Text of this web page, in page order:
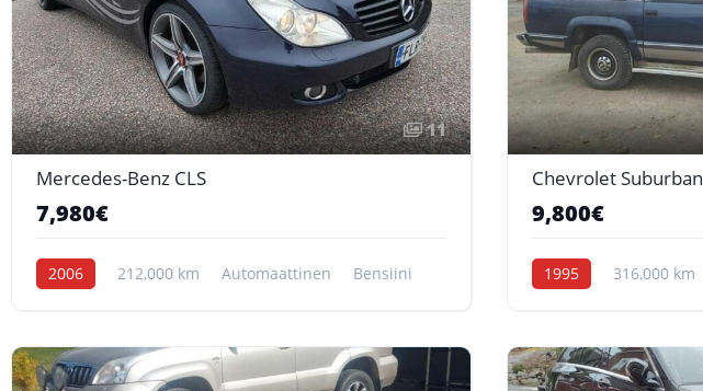
11
Mercedes-Benz CLS
7,980€
2006 212,000 km Automaattinen Bensiini
Chevrolet Suburban
9,800€
1995 316,000 km